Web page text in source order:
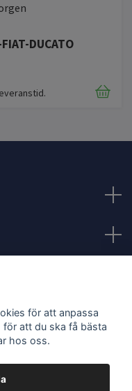
DUCATO
för att anpassa
att du ska få bästa
hos oss.